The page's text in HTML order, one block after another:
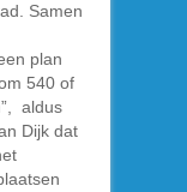
Samen
plan
540 of
aldus
Dijk dat